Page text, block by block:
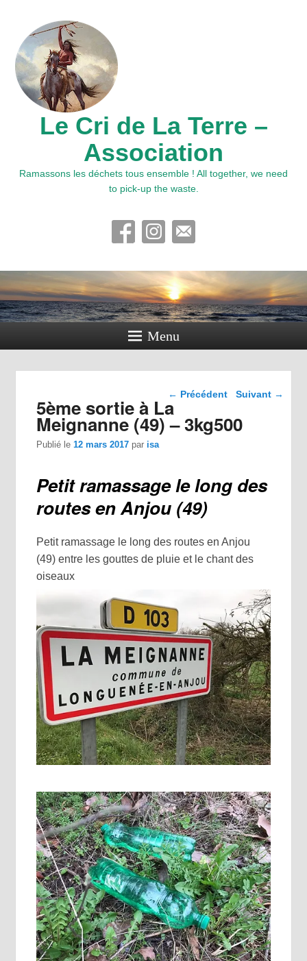
Le Cri de La Terre –
Association
Ramassons les déchets tous ensemble ! All together, we need
to pick-up the waste.
Menu
Navigation dans les
← Précédent Suivant →
5ème sortie à La
Meignanne (49) – 3kg500
Publié le12 mars 2017 par isa
Petit ramassage le long des
routes en Anjou (49)
Petit ramassage le long des routes en Anjou
(49) entre les gouttes de pluie et le chant des
oiseaux